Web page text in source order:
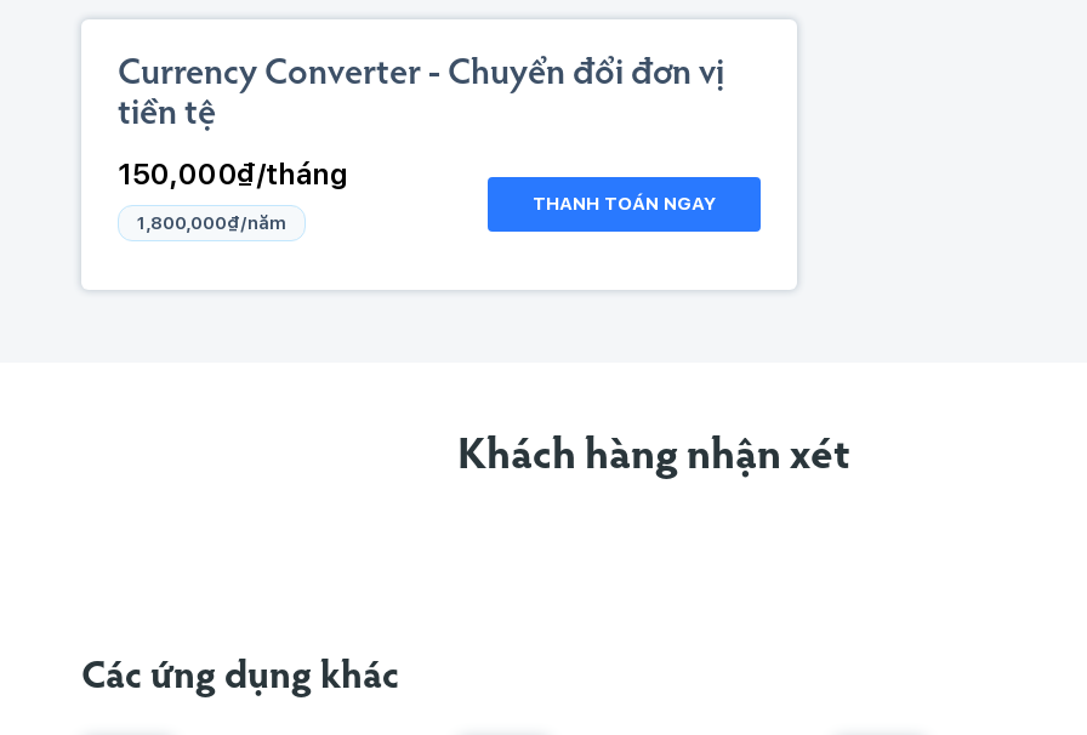
Currency Converter - Chuyển đổi đơn vị
tiền tệ
150,000₫/tháng
1,800,000₫/năm
THANH TOÁN NGAY
Khách hàng nhận xét
Các ứng dụng khác